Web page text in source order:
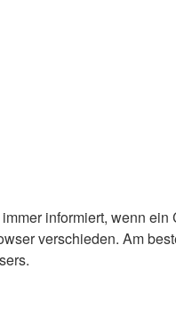
informiert, wenn
verschieden. Am